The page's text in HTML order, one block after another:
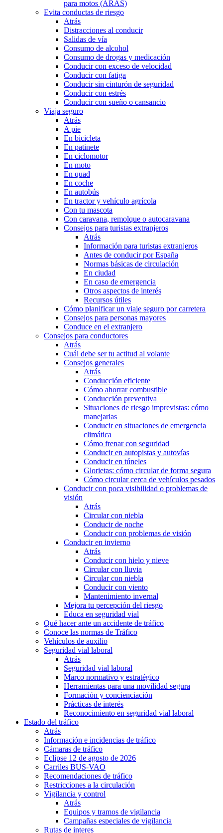
para motos (ARAS)
Evita conductas de riesgo
Atrás
Distracciones al conducir
Salidas de vía
Consumo de alcohol
Consumo de drogas y medicación
Conducir con exceso de velocidad
Conducir con fatiga
Conducir sin cinturón de seguridad
Conducir con estrés
Conducir con sueño o cansancio
Viaja seguro
Atrás
A pie
En bicicleta
En patinete
En ciclomotor
En moto
En quad
En coche
En autobús
En tractor y vehículo agrícola
Con tu mascota
Con caravana, remolque o autocaravana
Consejos para turistas extranjeros
Atrás
Información para turistas extranjeros
Antes de conducir por España
Normas básicas de circulación
En ciudad
En caso de emergencia
Otros aspectos de interés
Recursos útiles
Cómo planificar un viaje seguro por carretera
Consejos para personas mayores
Conduce en el extranjero
Consejos para conductores
Atrás
Cuál debe ser tu actitud al volante
Consejos generales
Atrás
Conducción eficiente
Cómo ahorrar combustible
Conducción preventiva
Situaciones de riesgo imprevistas: cómo
manejarlas
Conducir en situaciones de emergencia
climática
Cómo frenar con seguridad
Conducir en autopistas y autovías
Conducir en túneles
Glorietas: cómo circular de forma segura
Cómo circular cerca de vehículos pesados
Conducir con poca visibilidad o problemas de
visión
Atrás
Circular con niebla
Conducir de noche
Conducir con problemas de visión
Conducir en invierno
Atrás
Conducir con hielo y nieve
Circular con lluvia
Circular con niebla
Conducir con viento
Mantenimiento invernal
Mejora tu percepción del riesgo
Educa en seguridad vial
Qué hacer ante un accidente de tráfico
Conoce las normas de Tráfico
Vehículos de auxilio
Seguridad vial laboral
Atrás
Seguridad vial laboral
Marco normativo y estratégico
Herramientas para una movilidad segura
Formación y concienciación
Prácticas de interés
Reconocimiento en seguridad vial laboral
Estado del tráfico
Atrás
Información e incidencias de tráfico
Cámaras de tráfico
Eclipse 12 de agosto de 2026
Carriles BUS-VAO
Recomendaciones de tráfico
Restricciones a la circulación
Vigilancia y control
Atrás
Equipos y tramos de vigilancia
Campañas especiales de vigilancia
Rutas de interes